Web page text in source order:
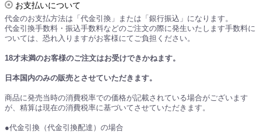
お支払いについて
代金のお支払方法は「代金引換」または「銀行振込」になります。
代金引換手数料・振込手数料などのご注文の際に発生いたします手数料に
ついては、恐れ入りますがお客様にてご負担ください。
18才未満のお客様のご注文はお受けできかねます。
日本国内のみの販売とさせていただきます。
商品に発売当時の消費税率での価格が記載されている場合がございます
が、精算は現在の消費税率に基づいてさせていただきます。
●代金引換（代金引換配達）の場合